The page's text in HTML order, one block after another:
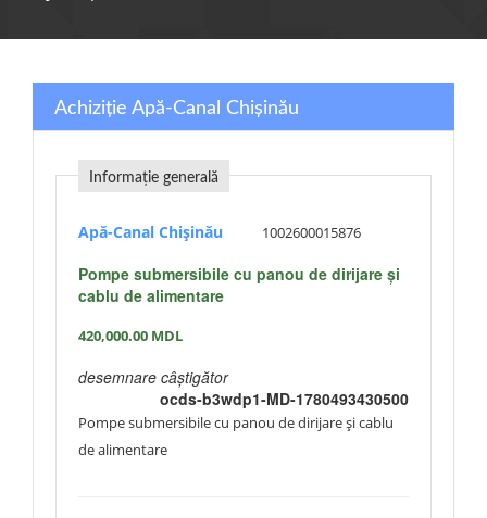
Achiziție Apă-Canal Chişinău
Informație generală
Apă-Canal Chişinău 1002600015876
Pompe submersibile cu panou de dirijare și
cablu de alimentare
420,000.00 MDL
desemnare câștigător
ocds-b3wdp1-MD-1780493430500
Pompe submersibile cu panou de dirijare și cablu
de alimentare